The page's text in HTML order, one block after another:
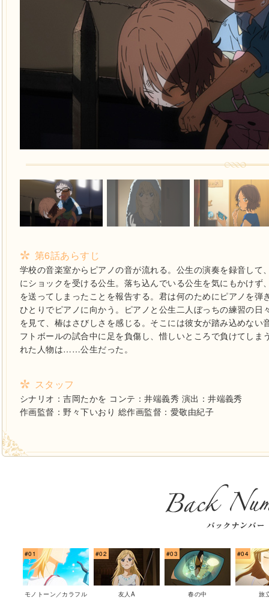
第6話あらすじ
学校の音楽室からピアノの音が流れる。公生の演奏を録音し
にショックを受ける公生。落ち込んでいる公生を気にもかけ
を送ってしまったことを報告する。君は何のためにピアノを
ひとりでピアノに向かう。ピアノと公生二人ぼっちの練習の
を見て、椿はさびしさを感じる。そこには彼女が踏み込めな
フトボールの試合中に足を負傷し、惜しいところで負けてし
れた人物は……公生だった。
スタッフ
シナリオ：吉岡たかを コンテ：井端義秀 演出：井端義秀
作画監督：野々下いおり 総作画監督：愛敬由紀子
モノトーン／カラフル
#01
友人A
#02
春の中
#03
旅
#04